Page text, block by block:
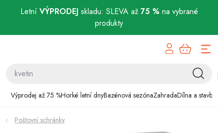
Letní VÝPRODEJskladu: SLEVA až 75 % na vybrané
produkty
Výprodej až 75 %Horké letní dnyBazénová sezónaZahradaDílna a stavba
Bazénová sezóna
Zahrada
Poštovní schránky